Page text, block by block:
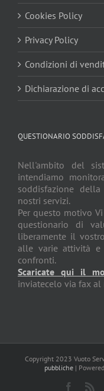
Cookies Policy
Privacy Policy
Condizioni di
Dichiarazione di
QUESTIONARIO
Nell'ambito del
intendiamo
soddisfazione
nostri servizi.
Per questo motivo
questionario di
liberamente il
alle varie attività e
confronti.
Scaricate qui il
inviatecelo via fax
Copyright 2023 Vuoto
pubbliche |